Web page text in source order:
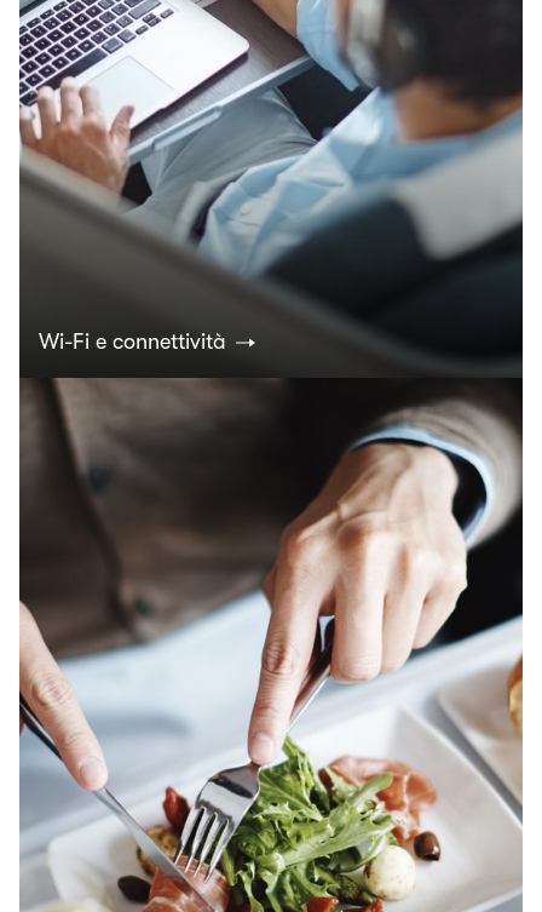
Wi-Fi e connettività